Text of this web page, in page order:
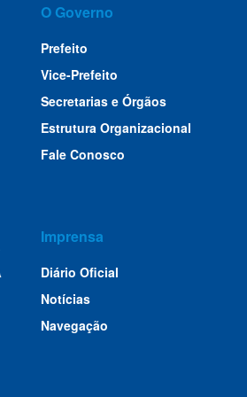
O Governo
Prefeito
Vice-Prefeito
Secretarias e Órgãos
Estrutura Organizacional
Fale Conosco
Imprensa
Diário Oficial
Notícias
Navegação